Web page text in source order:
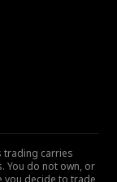
trading carries
You do not own, or
you decide to trade